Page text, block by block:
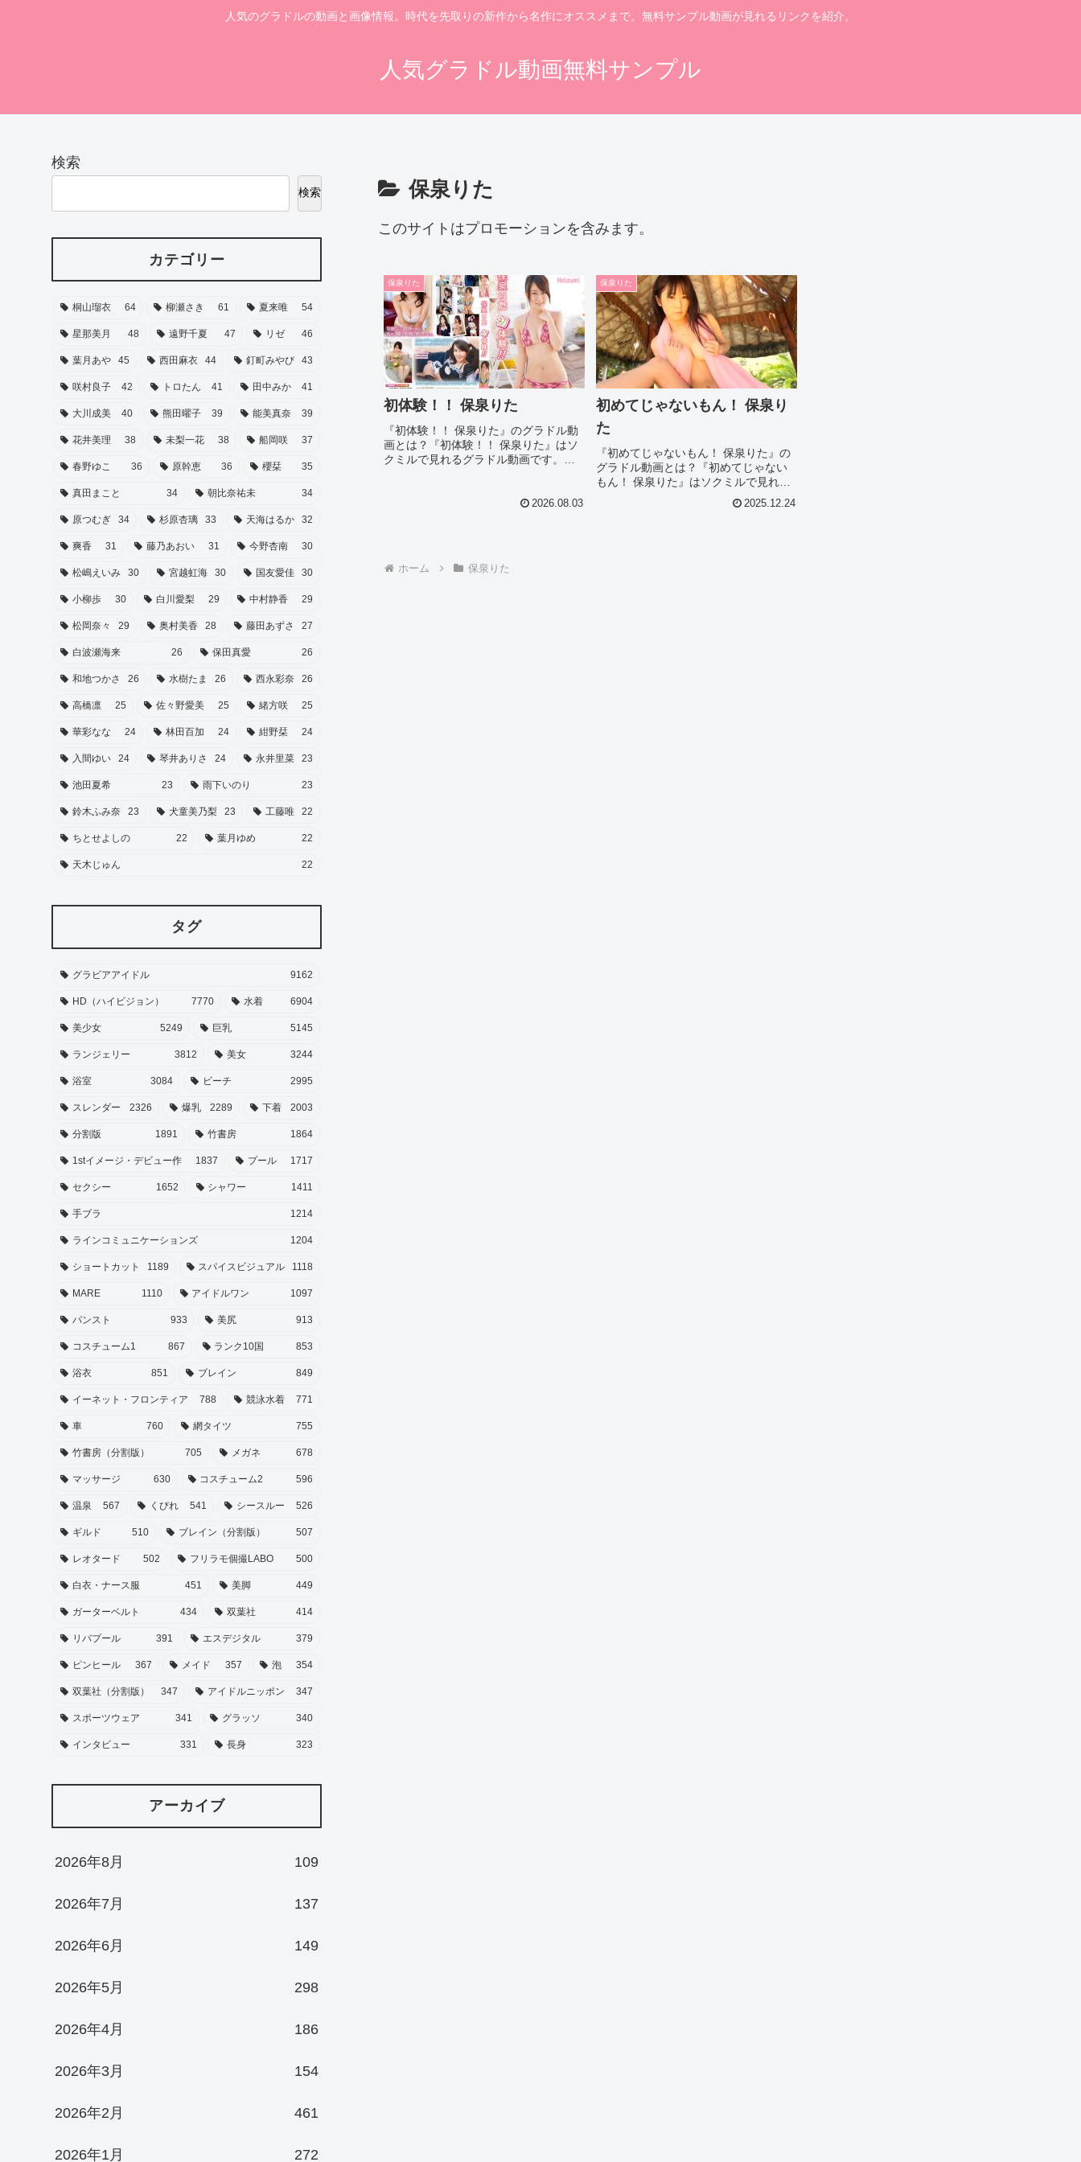
人気のグラドルの動画と画像情報。時代を先取りの新作から名作にオススメまで。無料サンプル動画が見れるリンクを紹介。
人気グラドル動画無料サンプル
保泉りた
このサイトはプロモーションを含みます。
保泉りた
初体験！！ 保泉りた
『初体験！！ 保泉りた』のグラドル動
画とは？『初体験！！ 保泉りた』はソ
クミルで見れるグラドル動画です。作
のグラドル画像があれば紹介。このオ
2026.08.03
保泉りた
初めてじゃないもん！ 保泉り
た
『初めてじゃないもん！ 保泉りた』の
グラドル動画とは？『初めてじゃない
もん！ 保泉りた』はソクミルで見れる
グラドル動画です。作品IDは138939の
この『初めてじゃないもん！ 保泉り
2025.12.24
ホーム 保泉りた
検索
検索
カテゴリー
桐山瑠衣 64 柳瀬さき 61 夏来唯 54
星那美月 48 遠野千夏 47 リゼ 46
葉月あや 45 西田麻衣 44 釘町みやび 43
咲村良子 42 トロたん 41 田中みか 41
大川成美 40 熊田曜子 39 能美真奈 39
花井美理 38 未梨一花 38 船岡咲 37
春野ゆこ 36 原幹恵 36 櫻栞 35
真田まこと 34 朝比奈祐未 34
原つむぎ 34 杉原杏璃 33 天海はるか 32
爽香 31 藤乃あおい 31 今野杏南 30
松嶋えいみ 30 宮越虹海 30 国友愛佳 30
小柳歩 30 白川愛梨 29 中村静香 29
松岡奈々 29 奥村美香 28 藤田あずさ 27
白波瀬海来 26 保田真愛 26
和地つかさ 26 水樹たま 26 西永彩奈 26
高橋凛 25 佐々野愛美 25 緒方咲 25
華彩なな 24 林田百加 24 紺野栞 24
入間ゆい 24 琴井ありさ 24 永井里菜 23
池田夏希 23 雨下いのり 23
鈴木ふみ奈 23 犬童美乃梨 23 工藤唯 22
ちとせよしの 22 葉月ゆめ 22
天木じゅん 22
タグ
グラビアアイドル 9162
HD（ハイビジョン） 7770 水着 6904
美少女 5249 巨乳 5145
ランジェリー 3812 美女 3244
浴室 3084 ビーチ 2995
スレンダー 2326 爆乳 2289 下着 2003
分割版 1891 竹書房 1864
1stイメージ・デビュー作 1837 プール 1717
セクシー 1652 シャワー 1411
手ブラ 1214
ラインコミュニケーションズ 1204
ショートカット 1189 スパイスビジュアル 1118
MARE 1110 アイドルワン 1097
パンスト 933 美尻 913
コスチューム1 867 ランク10国 853
浴衣 851 ブレイン 849
イーネット・フロンティア 788 競泳水着 771
車 760 網タイツ 755
竹書房（分割版） 705 メガネ 678
マッサージ 630 コスチューム2 596
温泉 567 くびれ 541 シースルー 526
ギルド 510 ブレイン（分割版） 507
レオタード 502 フリラモ個撮LABO 500
白衣・ナース服 451 美脚 449
ガーターベルト 434 双葉社 414
リバプール 391 エスデジタル 379
ピンヒール 367 メイド 357 泡 354
双葉社（分割版） 347 アイドルニッポン 347
スポーツウェア 341 グラッソ 340
インタビュー 331 長身 323
アーカイブ
2026年8月 109
2026年7月 137
2026年6月 149
2026年5月 298
2026年4月 186
2026年3月 154
2026年2月 461
2026年1月 272